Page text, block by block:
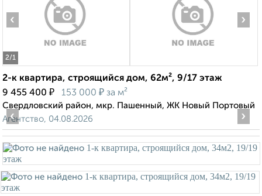
2/1
‹ ›
2-к квартира, строящийся дом, 62м², 9/17 этаж
9 455 400 ₽ 153 000 ₽ за м²
Свердловский район, мкр. Пашенный, ЖК Новый Портовый
Агентство, 04.08.2026
‹ ›